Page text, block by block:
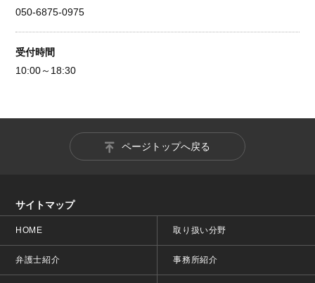
050-6875-0975
受付時間
10:00～18:30
ページトップへ戻る
サイトマップ
HOME 取り扱い分野
弁護士紹介 事務所紹介